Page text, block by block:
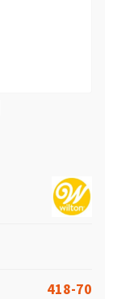
418-70